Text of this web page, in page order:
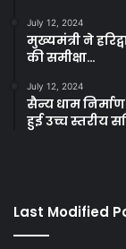
July 12, 2024
मुख्यमंत्री ने
की समीक्षा…
July 12, 2024
सैन्य धाम
हुई उच्च स्तरीय
Last Modified